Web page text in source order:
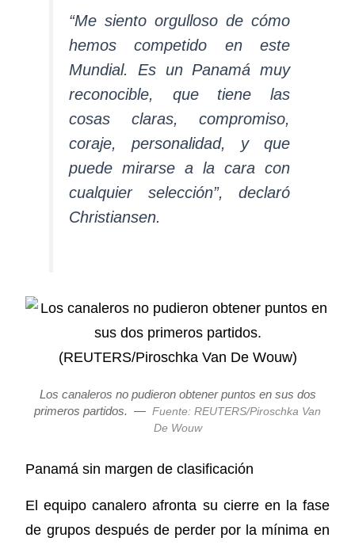
“Me siento orgulloso de cómo
hemos competido en este
Mundial. Es un Panamá muy
reconocible, que tiene las
cosas claras, compromiso,
coraje, personalidad, y que
puede mirarse a la cara con
cualquier selección”, declaró
Christiansen.
Los canaleros no pudieron obtener puntos en sus dos
primeros partidos. — Fuente: REUTERS/Piroschka Van
De Wouw
Panamá sin margen de clasificación
El equipo canalero afronta su cierre en la fase
de grupos después de perder por la mínima en